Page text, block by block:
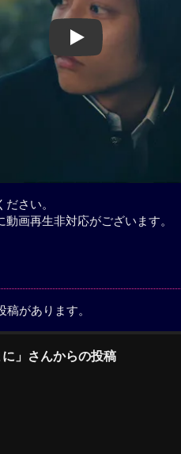
Play
さい。
画再生非対応がございます。
稿があります。
」さんからの投稿